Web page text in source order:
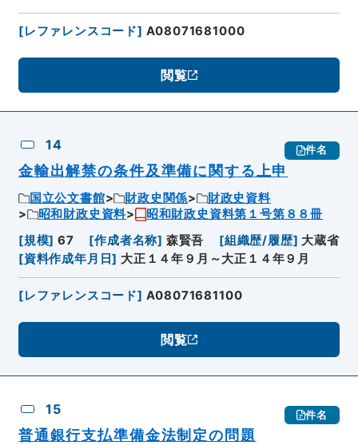
[レファレンスコード] A08071681000
閲覧
14 件名
金輸出解禁の条件及準備に関する上申
国立公文書館 財政史関係
財政史資料
昭和財政史資料
昭和財政史資料第１号第８８冊
[規模] 67 [作成者名称] 森賢吾 [組織歴/履歴] 大蔵省
[資料作成年月日] 大正１４年９月～大正１４年９月
[レファレンスコード] A08071681100
閲覧
15 件名
普通銀行支払準備金法制定の問題